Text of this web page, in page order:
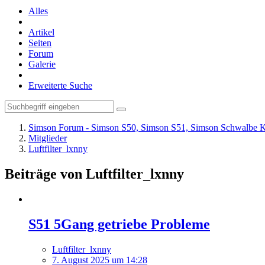
Alles
Artikel
Seiten
Forum
Galerie
Erweiterte Suche
Simson Forum - Simson S50, Simson S51, Simson Schwalbe
Mitglieder
Luftfilter_lxnny
Beiträge von Luftfilter_lxnny
S51 5Gang getriebe Probleme
Luftfilter_lxnny
7. August 2025 um 14:28